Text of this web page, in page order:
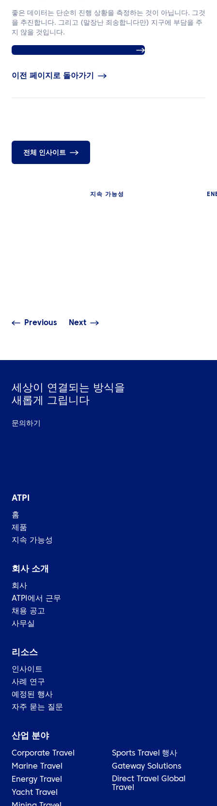
좋은 데이터는 단순히 진행 상황을 측정하는 것이 아닙니다. 그것
을 추진합니다. 그리고 (말장난 죄송합니다만) 지구에 부담을 주
지 않을 것입니다.
이전 페이지로 돌아가기
전체 인사이트
지속 가능성
Previous Next
세상이 연결되는 방식을
새롭게 그립니다
문의하기
ATPI
홈
제품
지속 가능성
회사 소개
회사
ATPI에서 근무
채용 공고
사무실
리소스
인사이트
사례 연구
예정된 행사
자주 묻는 질문
산업 분야
Corporate Travel
Marine Travel
Energy Travel
Yacht Travel
Sports Travel 행사
Gateway Solutions
Direct Travel Global
Travel